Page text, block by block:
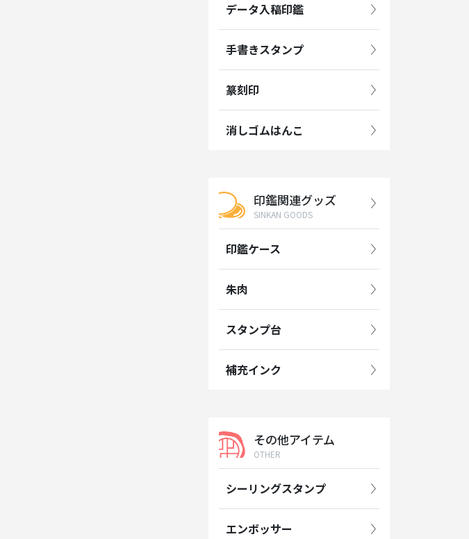
データ入稿印鑑
手書きスタンプ
篆刻印
消しゴムはんこ
印鑑関連グッズ
SINKAN GOODS
印鑑ケース
朱肉
スタンプ台
補充インク
その他アイテム
OTHER
シーリングスタンプ
エンボッサー